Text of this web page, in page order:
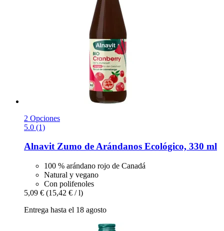
2 Opciones
5.0 (1)
AlnavitZumo de Arándanos Ecológico, 330 ml
100 % arándano rojo de Canadá
Natural y vegano
Con polifenoles
5,09 € (15,42 € / l)
Entrega hasta el 18 agosto